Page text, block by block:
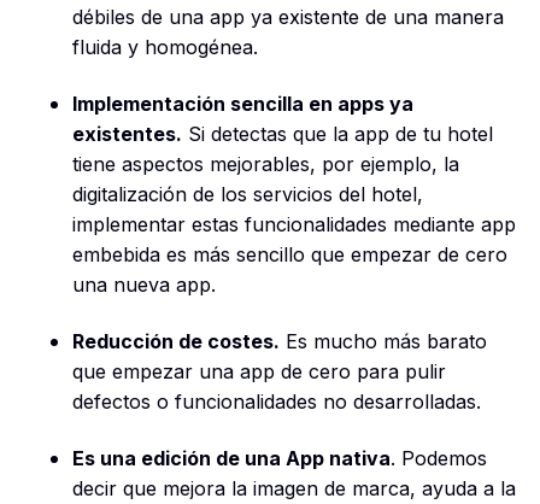
débiles de una app ya existente de una manera
fluida y homogénea.
Implementación sencilla en apps ya
existentes. Si detectas que la app de tu hotel
tiene aspectos mejorables, por ejemplo, la
digitalización de los servicios del hotel,
implementar estas funcionalidades mediante app
embebida es más sencillo que empezar de cero
una nueva app.
Reducción de costes. Es mucho más barato
que empezar una app de cero para pulir
defectos o funcionalidades no desarrolladas.
Es una edición de una App nativa. Podemos
decir que mejora la imagen de marca, ayuda a la